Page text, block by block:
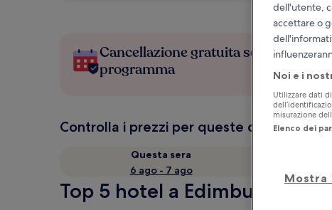
Cancellazione gratuita se cambi
programma
Controlla i prezzi per queste date
Questa sera
6 ago - 7 ago
Top 5 hotel a Edimburgo in
dell'utente,
accettare o
Noi e i
Utilizzare dati
misurazione
Elenco dei
Mostra